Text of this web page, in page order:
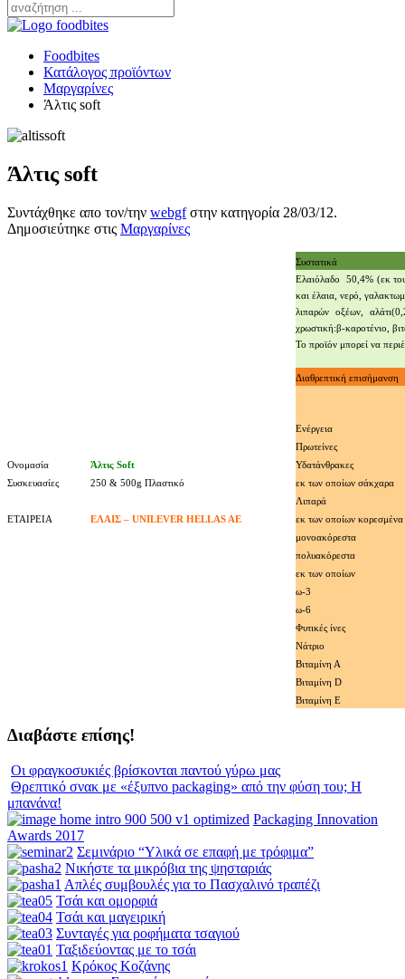
Foodbites
Κατάλογος προϊόντων
Μαργαρίνες
Άλτις soft
Άλτις soft
Συντάχθηκε απο τον/την webgfστην κατηγορία 28/03/12.
Δημοσιεύτηκε στις Μαργαρίνες
Συστατικά
Ελαιόλαδο 50,4% (εκ του
και έλαια, νερό,
λιπαρών οξέων,
χρωστική:β-καροτένιο,
Το προϊόν μπορεί να
Διαθρεπτική επισήμανση
Ενέργεια
Πρωτείνες
Ονομασία
Άλτις Soft
Υδατάνθρακες
Συσκευασίες
250 & 500g Πλαστικό
εκ των οποίων σάκχαρα
Λιπαρά
ΕΤΑΙΡEΙΑ
ΕΛΑΙΣ – UNILEVER HELLAS AE
εκ των οποίων κορεσμένα
μονοακόρεστα
πολυακόρεστα
εκ των οποίων
ω-3
ω-6
Φυτικές ίνες
Νάτριο
Βιταμίνη Α
Βιταμίνη D
Βιταμίνη E
Διαβάστε επίσης!
Οι φραγκοσυκιές βρίσκονται παντού γύρω μας
Θρεπτικό σνακ με «έξυπνο packaging» από την φύση του; Η
μπανάνα!
Packaging Innovation
Awards 2017
Σεμινάριο “Υλικά σε επαφή με τρόφιμα”
Νικήστε τα μικρόβια της ψησταριάς
Απλές συμβουλές για το Πασχαλινό τραπέζι
Τσάι και ομορφιά
Τσάι και μαγειρική
Συνταγές για ροφήματα τσαγιού
Ταξιδεύοντας με το τσάι
Κρόκος Κοζάνης